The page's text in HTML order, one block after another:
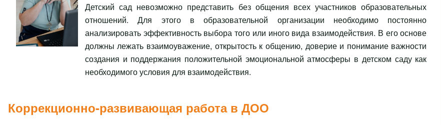
Детский сад невозможно представить без общения всех участников образовательных
отношений. Для этого в образовательной организации необходимо постоянно
анализировать эффективность выбора того или иного вида взаимодействия. В его основе
должны лежать взаимоуважение, открытость к общению, доверие и понимание важности
создания и поддержания положительной эмоциональной атмосферы в детском саду как
необходимого условия для взаимодействия.
Коррекционно-развивающая работа в ДОО